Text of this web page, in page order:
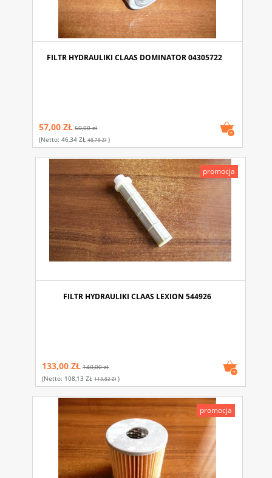
FILTR HYDRAULIKI CLAAS DOMINATOR 04305722
57,00 ZŁ 60,00 zł
(netto:46,34 ZŁ 48,78 Zł)
FILTR HYDRAULIKI CLAAS LEXION 544926
133,00 ZŁ 140,00 zł
(netto: 108,13 ZŁ 113,82 Zł)
promocja
promocja